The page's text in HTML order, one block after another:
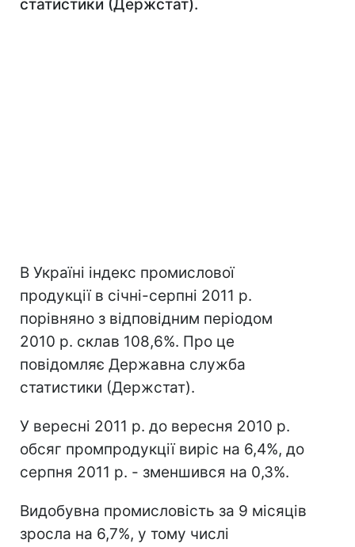
статистики (Держстат).
В Україні індекс промислової
продукції в січні-серпні 2011 р.
порівняно з відповідним періодом
2010 р. склав 108,6%. Про це
повідомляє Державна служба
статистики (Держстат).
У вересні 2011 р. до вересня 2010 р.
обсяг промпродукції виріс на 6,4%, до
серпня 2011 р. - зменшився на 0,3%.
Видобувна промисловість за 9 місяців
зросла на 6,7%, у тому числі